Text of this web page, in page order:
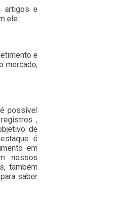
artigos e
ele.
e
mercado,
possível
registros ,
de
é
em
nossos
também
saber